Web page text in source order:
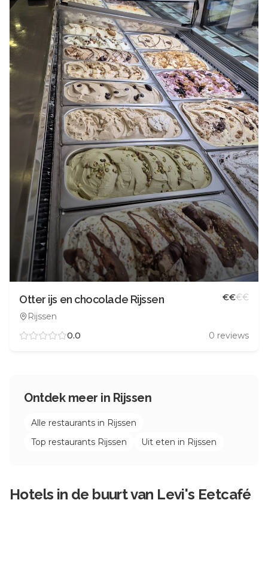
Otter ijs en chocolade Rijssen
Rijssen
€€€€
0.0 0 reviews
Ontdek meer in Rijssen
Alle restaurants in Rijssen
Top restaurants Rijssen Uit eten in Rijssen
Hotels in de buurt van Levi's Eetcafé